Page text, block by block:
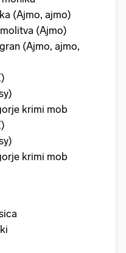
(Ajmo, ajmo)
(Ajmo)
(Ajmo, ajmo,
krimi mob
krimi mob